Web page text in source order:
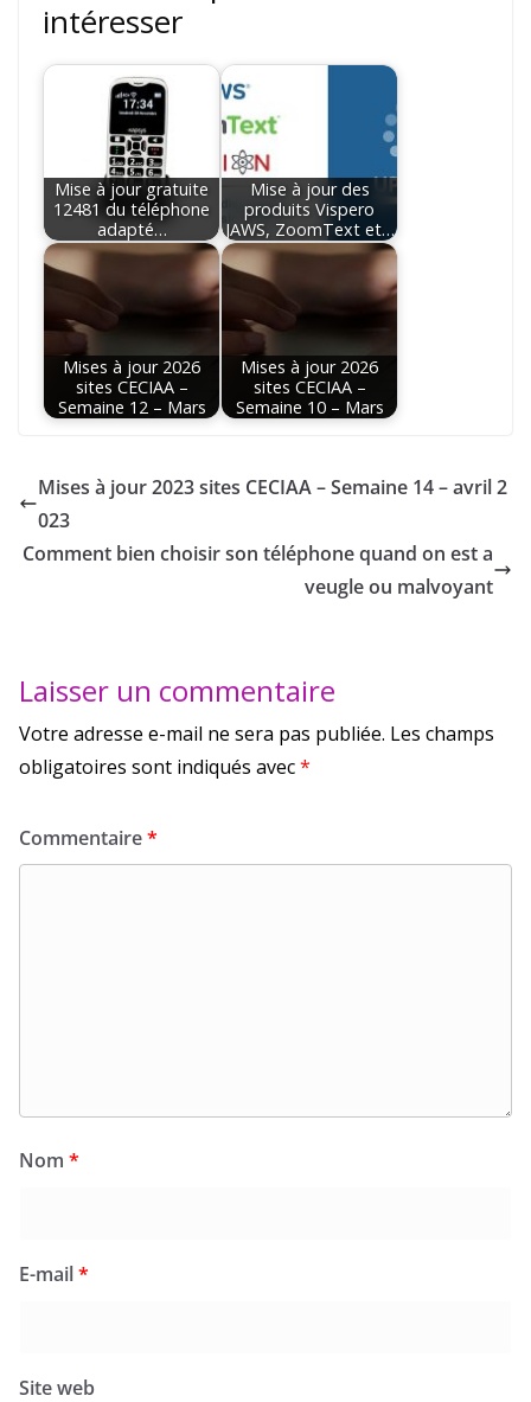
intéresser
Mise à jour gratuite
12481 du téléphone
adapté…
Mise à jour des
produits Vispero
JAWS, ZoomText et…
Mises à jour 2026
sites CECIAA –
Semaine 12 – Mars
Mises à jour 2026
sites CECIAA –
Semaine 10 – Mars
Mises à jour 2023 sites CECIAA – Semaine 14 – avril 2
023
Comment bien choisir son téléphone quand on est a
veugle ou malvoyant
Laisser un commentaire
Votre adresse e-mail ne sera pas publiée. Les champs
obligatoires sont indiqués avec*
Commentaire*
Nom *
E-mail*
Site web